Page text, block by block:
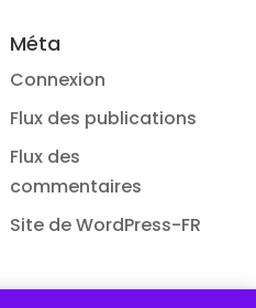
Méta
Connexion
Flux des publications
Flux des
commentaires
Site de WordPress-FR